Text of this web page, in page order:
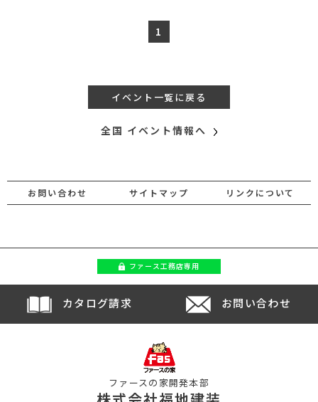
1
イベント一覧に戻る
全国 イベント情報へ
お問い合わせ サイトマップ リンクについて
ファース工務店専用
カタログ請求 お問い合わせ
ファースの家開発本部